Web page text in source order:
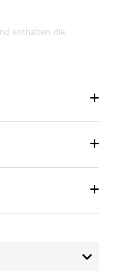
enthalten die